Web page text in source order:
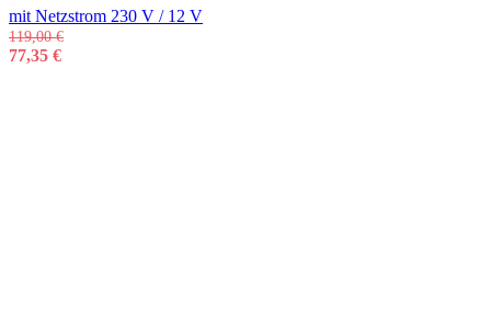
mit Netzstrom 230 V / 12 V
119,00€
77,35 €